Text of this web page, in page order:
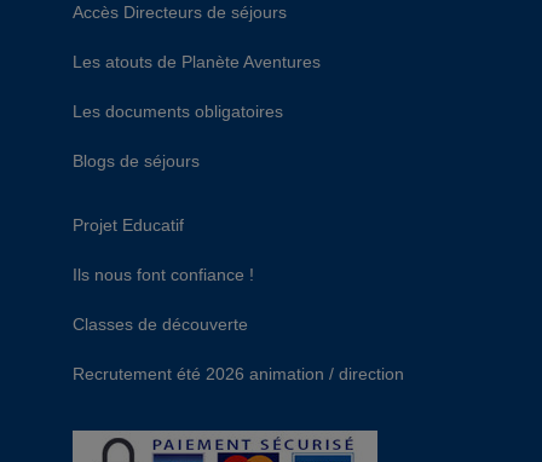
Accès Directeurs de séjours
Les atouts de Planète Aventures
Les documents obligatoires
Blogs de séjours
Projet Educatif
Ils nous font confiance !
Classes de découverte
Recrutement été 2026 animation / direction